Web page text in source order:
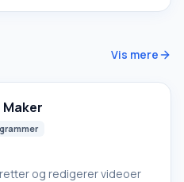
Vis mere
og redigerer videoer